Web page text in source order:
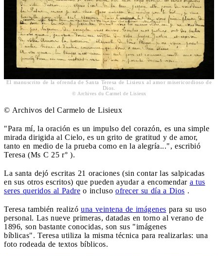
El manuscrito de la ofrenda de Santa Teresa de Lisieux al amor misericordioso de
Dios.
© Archives du Carmel de Lisieux
© Archivos del Carmelo de Lisieux
"Para mí, la oración es un impulso del corazón, es una simple
mirada dirigida al Cielo, es un grito de gratitud y de amor,
tanto en medio de la prueba como en la alegría...", escribió
Teresa (Ms C 25 r° ).
La santa dejó escritas 21 oraciones (sin contar las salpicadas
en sus otros escritos) que pueden ayudar a encomendar a tus
seres queridos al Padre o incluso ofrecer su día a Dios .
Teresa también realizó una veintena de imágenes para su uso
personal. Las nueve primeras, datadas en torno al verano de
1896, son bastante conocidas, son sus "imágenes
bíblicas". Teresa utiliza la misma técnica para realizarlas: una
foto rodeada de textos bíblicos.